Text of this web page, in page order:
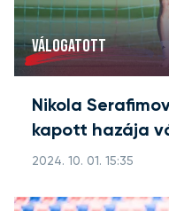
VÁLOGATOTT
Nikola
kapott hazája
2024. 10. 01. 15:35